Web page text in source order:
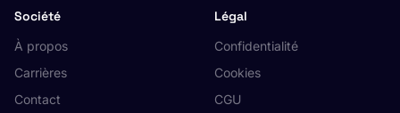
Société
À propos
Carrières
Contact
Légal
Confidentialité
Cookies
CGU